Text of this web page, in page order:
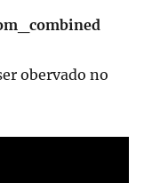
obervado no